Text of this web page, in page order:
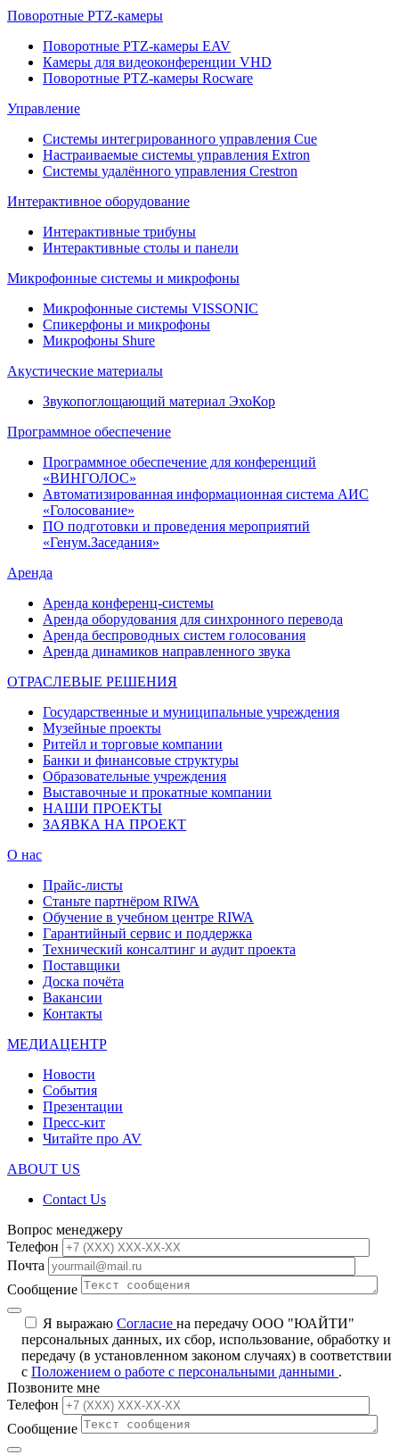
Поворотные PTZ-камеры
Поворотные PTZ-камеры EAV
Камеры для видеоконференции VHD
Поворотные PTZ-камеры Rocware
Управление
Системы интегрированного управления Cue
Настраиваемые системы управления Extron
Системы удалённого управления Crestron
Интерактивное оборудование
Интерактивные трибуны
Интерактивные столы и панели
Микрофонные системы и микрофоны
Микрофонные системы VISSONIC
Спикерфоны и микрофоны
Микрофоны Shure
Акустические материалы
Звукопоглощающий материал ЭхоКор
Программное обеспечение
Программное обеспечение для конференций
«ВИНГОЛОС»
Автоматизированная информационная система АИС
«Голосование»
ПО подготовки и проведения мероприятий
«Генум.Заседания»
Аренда
Аренда конференц-системы
Аренда оборудования для синхронного перевода
Аренда беспроводных систем голосования
Аренда динамиков направленного звука
ОТРАСЛЕВЫЕ РЕШЕНИЯ
Государственные и муниципальные учреждения
Музейные проекты
Ритейл и торговые компании
Банки и финансовые структуры
Образовательные учреждения
Выставочные и прокатные компании
НАШИ ПРОЕКТЫ
ЗАЯВКА НА ПРОЕКТ
О нас
Прайс-листы
Станьте партнёром RIWA
Обучение в учебном центре RIWA
Гарантийный сервис и поддержка
Технический консалтинг и аудит проекта
Поставщики
Доска почёта
Вакансии
Контакты
МЕДИАЦЕНТР
Новости
События
Презентации
Пресс-кит
Читайте про AV
ABOUT US
Contact Us
Вопрос менеджеру
Телефон
Почта
Сообщение
Я выражаю Согласие на передачу ООО "ЮАЙТИ"
персональных данных, их сбор, использование, обработку и
передачу (в установленном законом случаях) в соответствии
с Положением о работе с персональными данными .
Позвоните мне
Телефон
Сообщение